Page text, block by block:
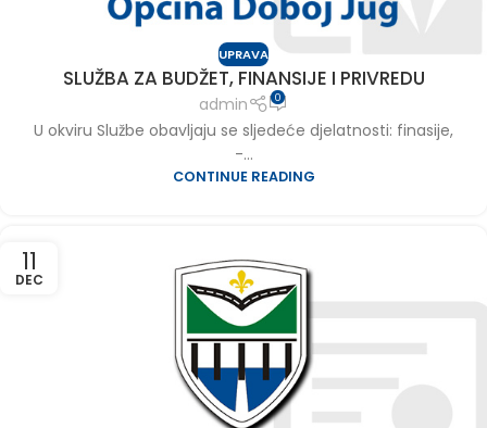
UPRAVA
SLUŽBA ZA BUDŽET, FINANSIJE I PRIVREDU
admin 0
U okviru Službe obavljaju se sljedeće djelatnosti: finasije,
-...
CONTINUE READING
11
DEC